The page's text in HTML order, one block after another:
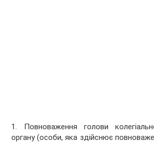
1. Повноваження голови
органу (особи, яка здійснює